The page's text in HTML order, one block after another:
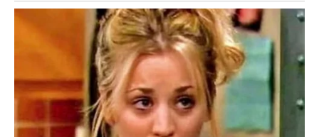
Nakon nanošenja boje, možete koristiti druge tehnike za
ukrašavanje jaja. Sličice, šljokice, gelovi u boji samo su neke